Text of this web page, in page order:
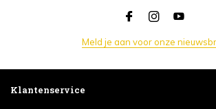
Meld je aan voor onze
Klantenservice